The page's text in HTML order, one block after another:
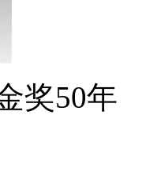
奖50年